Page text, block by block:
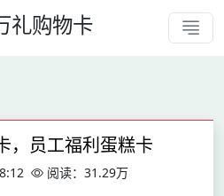
礼购物卡
，员工福利蛋糕卡
阅读：31.29万